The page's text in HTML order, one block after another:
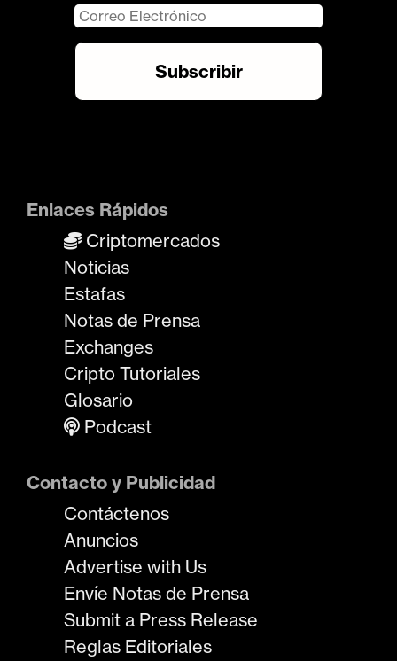
Enlaces Rápidos
Criptomercados
Noticias
Estafas
Notas de Prensa
Exchanges
Cripto Tutoriales
Glosario
Podcast
Contacto y Publicidad
Contáctenos
Anuncios
Advertise with Us
Envíe Notas de Prensa
Submit a Press Release
Reglas Editoriales